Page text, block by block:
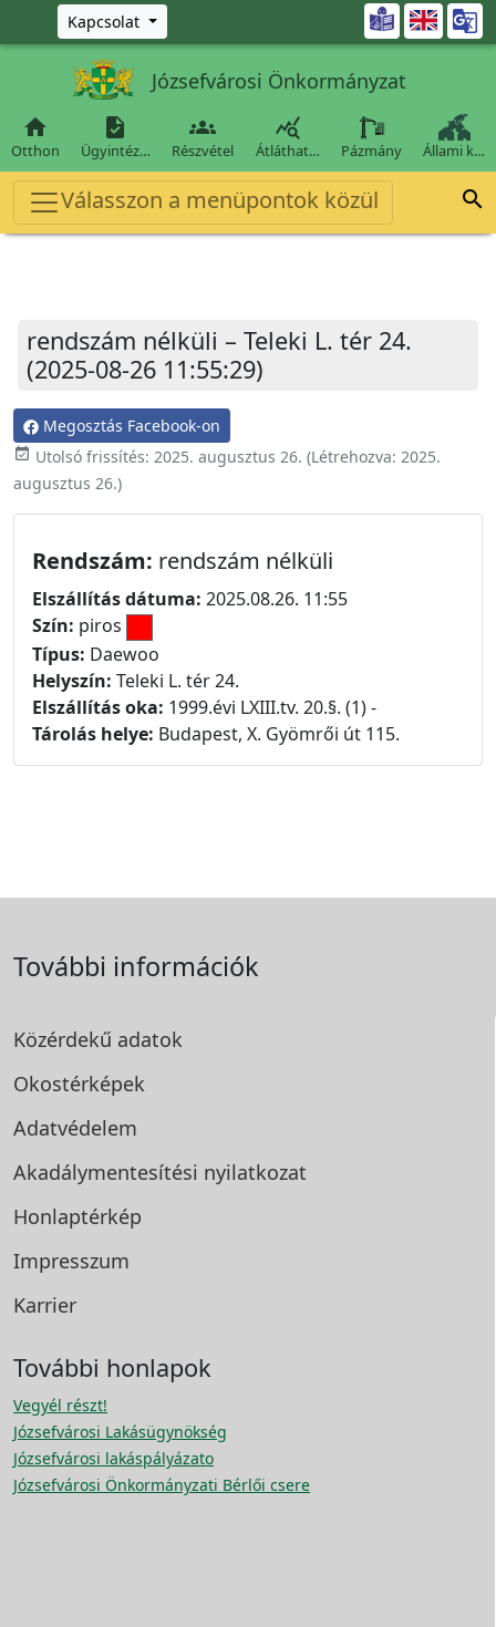
Ugrás a fő tartalomra
Kapcsolat 
Józsefvárosi Önkormányzat

Otthon

Ügyintéz…

Részvétel

Átláthat… Pázmány Állami k…
Válasszon a menüpontok közül 
rendszám nélküli – Teleki L. tér 24.
(2025-08-26 11:55:29)
Megosztás Facebook-on
event_available Utolsó frissítés: 2025. augusztus 26. (Létrehozva: 2025.
augusztus 26.)
Rendszám: rendszám nélküli
Elszállítás dátuma: 2025.08.26. 11:55
Szín: piros
Típus: Daewoo
Helyszín: Teleki L. tér 24.
Elszállítás oka: 1999.évi LXIII.tv. 20.§. (1) -
Tárolás helye: Budapest, X. Gyömrői út 115.
További információk
Közérdekű adatok
Okostérképek
Adatvédelem
Akadálymentesítési nyilatkozat
Honlaptérkép
Impresszum
Karrier
További honlapok
Vegyél részt!
Józsefvárosi Lakásügynökség
Józsefvárosi lakáspályázato
Józsefvárosi Önkormányzati Bérlői csere